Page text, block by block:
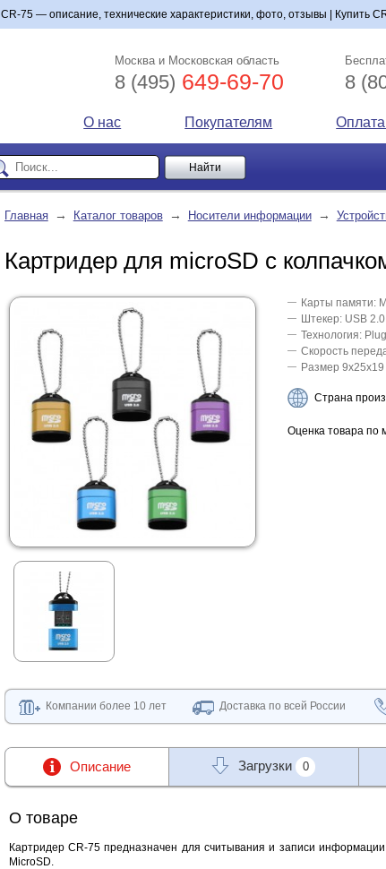
CR-75 — описание, технические характеристики, фото, отзывы | Купить
Москва и Московская область
8 (495) 649-69-70 8
О нас Покупателям
Главная → Каталог товаров → Носители информации →
Картридер для microSD с
Карты памяти:
Штекер: USB 2.0
Технология:
Скорость
Размер
Страна
Оценка товара по
Компании более 10 лет Доставка по всей России
Описание Загрузки 0
О товаре
Картридер CR-75 предназначен для считывания и записи
MicroSD.